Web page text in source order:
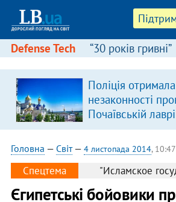
Defense Tech “30 років гривні”
Поліція
незаконності
Почаївській
Головна — Світ— 4 листопада 2014, 10:47
Спецтема "Исламское
Єгипетські бойовики